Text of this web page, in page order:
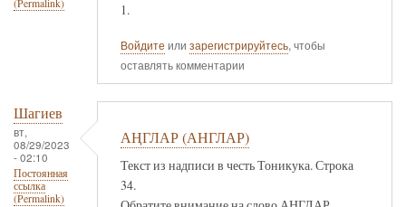
(Permalink)
1.
Войдите или зарегистрируйтесь, чтобы
оставлять комментарии
Шагиев
вт,
08/29/2023
- 02:10
Постоянная
ссылка
(Permalink)
АҢГЛАР (АНГЛАР)
Текст из надписи в честь Тоникука. Строка
34.